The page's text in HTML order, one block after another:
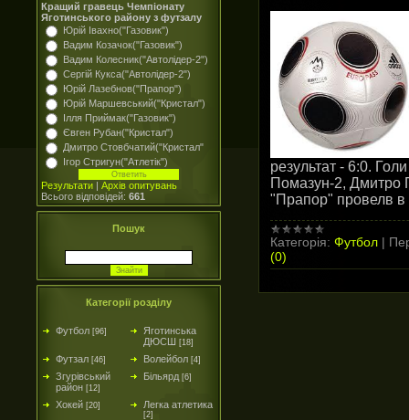
Кращий гравець Чемпіонату
Яготинського району з футзалу
Юрій Івахно("Газовик")
Вадим Козачок("Газовик")
Вадим Колесник("Автолідер-2")
Сергій Кукса("Автолідер-2")
Юрій Лазебнов("Прапор")
Юрій Маршевський("Кристал")
Ілля Приймак("Газовик")
Євген Рубан("Кристал")
Дмитро Стовбчатий("Кристал"
Ігор Стригун("Атлетік")
Результати | Архів опитувань
Всього відповідей: 661
Пошук
Категорії розділу
Футбол [96]
Яготинська
ДЮСШ [18]
Футзал [46] Волейбол [4]
Згурівський
район [12]
Більярд [6]
Хокей [20] Легка атлетика
[2]
результат - 6:0.
Помазун-2, Дмитро
"Прапор" провелв в
Категорія: Футбол |
(0)